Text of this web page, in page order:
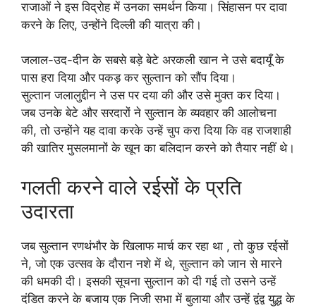
राजाओं ने इस विद्रोह में उनका समर्थन किया। सिंहासन पर दावा
करने के लिए, उन्होंने दिल्ली की यात्रा की।
जलाल-उद-दीन के सबसे बड़े बेटे अरकली खान ने उसे बदायूँ के
पास हरा दिया और पकड़ कर सुल्तान को सौंप दिया।
सुल्तान जलालुद्दीन ने उस पर दया की और उसे मुक्त कर दिया।
जब उनके बेटे और सरदारों ने सुल्तान के व्यवहार की आलोचना
की, तो उन्होंने यह दावा करके उन्हें चुप करा दिया कि वह राजशाही
की खातिर मुसलमानों के खून का बलिदान करने को तैयार नहीं थे।
गलती करने वाले रईसों के प्रति
उदारता
जब सुल्तान रणथंभौर के खिलाफ मार्च कर रहा था , तो कुछ रईसों
ने, जो एक उत्सव के दौरान नशे में थे, सुल्तान को जान से मारने
की धमकी दी। इसकी सूचना सुल्तान को दी गई तो उसने उन्हें
दंडित करने के बजाय एक निजी सभा में बुलाया और उन्हें द्वंद्व युद्ध के